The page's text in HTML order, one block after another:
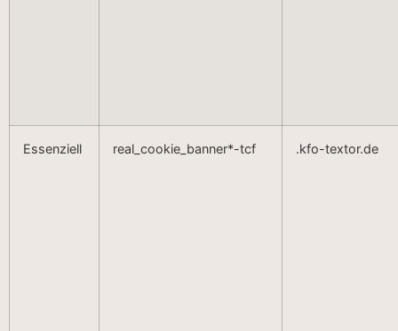
Essenziell real_cookie_banner*-tcf .kfo-textor.de